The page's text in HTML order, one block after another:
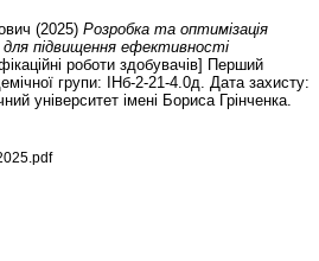
(2025) Розробка та оптимізація
підвищення ефективності
роботи здобувачів] Перший
групи: ІНб-2-21-4.0д. Дата захисту:
університет імені Бориса Грінченка.